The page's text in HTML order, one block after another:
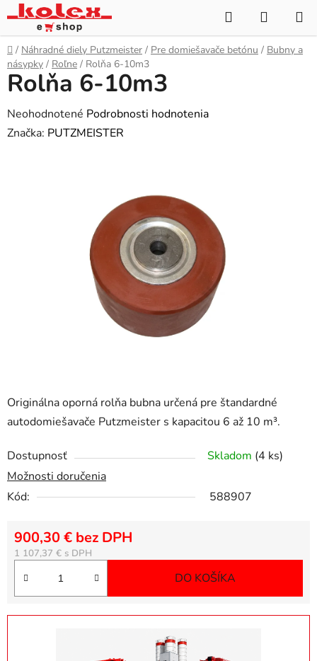
Prejsť
na
obsah
Hľadať
KOŠÍK
Domov
/ Náhradné diely Putzmeister / Pre domiešavače betónu / Bubny a
násypky / Roľne / Rolňa 6-10m3
Originálna oporná rolňa bubna určená pre štandardné
autodomiešavače Putzmeister s kapacitou 6 až 10 m³.
Dostupnosť Skladom (4 ks)
Možnosti doručenia
Kód:
588907
1 107,37 €
900,30 € bez DPH
DO KOŠÍKA
Rolňa 6-10m3
Priemerné
hodnotenie
Neohodnotené Podrobnosti hodnotenia
Značka: PUTZMEISTER